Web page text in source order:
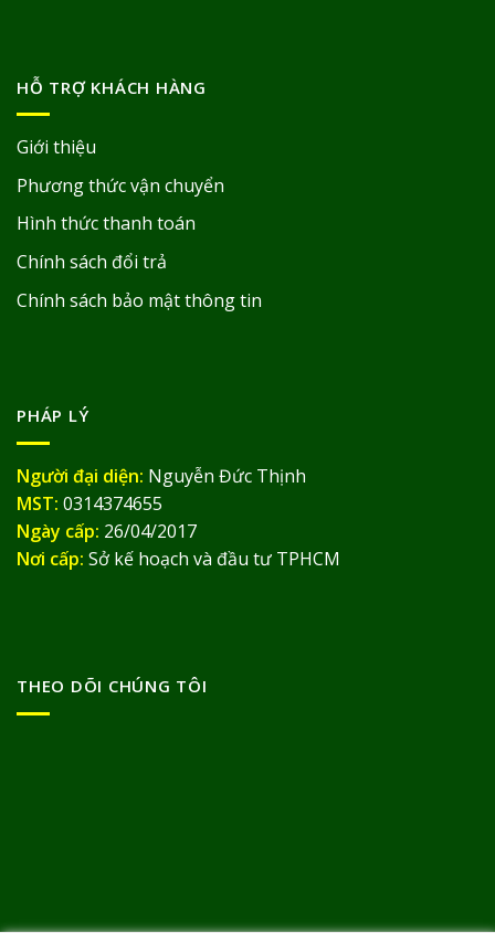
HỖ TRỢ KHÁCH HÀNG
Giới thiệu
Phương thức vận chuyển
Hình thức thanh toán
Chính sách đổi trả
Chính sách bảo mật thông tin
PHÁP LÝ
Người đại diện: Nguyễn Đức Thịnh
MST: 0314374655
Ngày cấp: 26/04/2017
Nơi cấp: Sở kế hoạch và đầu tư TPHCM
THEO DÕI CHÚNG TÔI